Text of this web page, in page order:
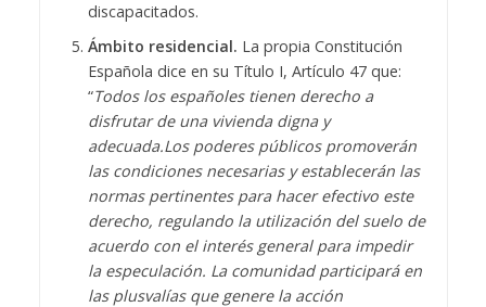
discapacitados.
Ámbito residencial. La propia Constitución
Española dice en su Título I, Artículo 47 que:
“Todos los españoles tienen derecho a
disfrutar de una vivienda digna y
adecuada.Los poderes públicos promoverán
las condiciones necesarias y establecerán las
normas pertinentes para hacer efectivo este
derecho, regulando la utilización del suelo de
acuerdo con el interés general para impedir
la especulación. La comunidad participará en
las plusvalías que genere la acción